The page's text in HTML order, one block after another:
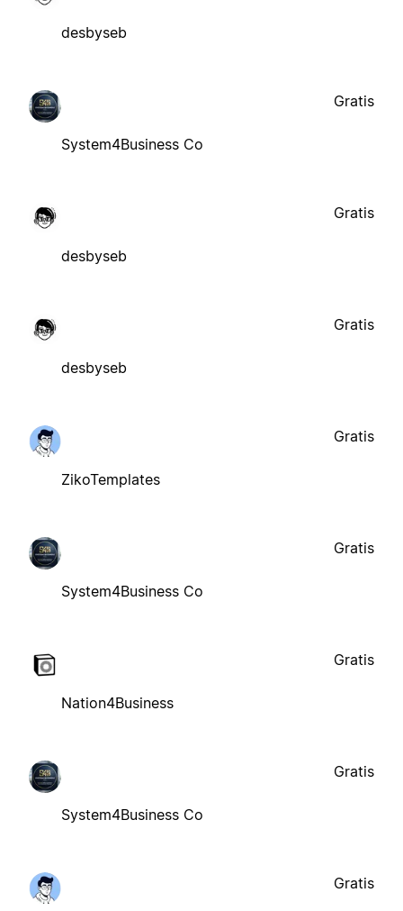
desbyseb
System4Business Co
Gratis
desbyseb
Gratis
desbyseb
Gratis
ZikoTemplates
Gratis
System4Business Co
Gratis
Nation4Business
Gratis
System4Business Co
Gratis
Gratis